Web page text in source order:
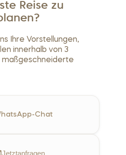
Reise zu
Ihre Vorstellungen,
innerhalb von 3
maßgeschneiderte
Chat